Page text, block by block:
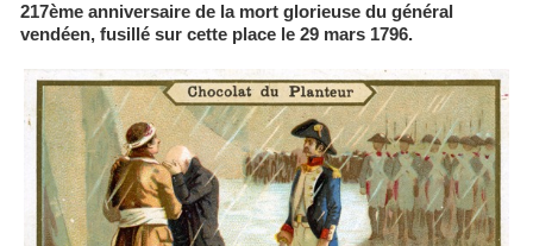
217ème anniversaire de la mort glorieuse du général
vendéen, fusillé sur cette place le 29 mars 1796.